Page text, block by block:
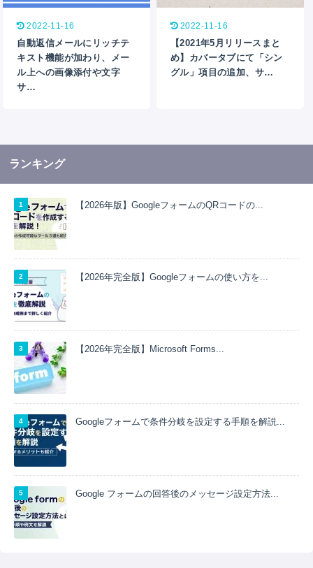
2022-11-16
自動返信メールにリッチテ
キスト機能が加わり、メー
ル上への画像添付や文字
サ…
2022-11-16
【2021年5月リリースまと
め】カバータブにて「シン
グル」項目の追加、サ…
ランキング
【2026年版】GoogleフォームのQRコードの...
【2026年完全版】Googleフォームの使い方を...
【2026年完全版】Microsoft Forms...
Googleフォームで条件分岐を設定する手順を解説...
Google フォームの回答後のメッセージ設定方法...